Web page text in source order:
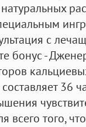
с
бонус -
36
всего того,